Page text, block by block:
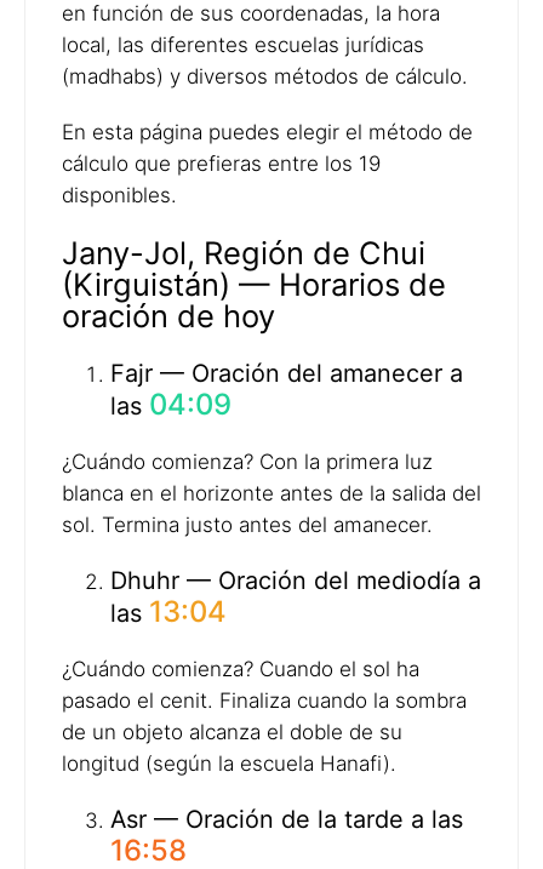
en función de sus coordenadas, la hora
local, las diferentes escuelas jurídicas
(madhabs) y diversos métodos de cálculo.
En esta página puedes elegir el método de
cálculo que prefieras entre los 19
disponibles.
Jany-Jol, Región de Chui
(Kirguistán) — Horarios de
oración de hoy
Fajr — Oración del amanecer a
las 04:09
¿Cuándo comienza? Con la primera luz
blanca en el horizonte antes de la salida del
sol. Termina justo antes del amanecer.
Dhuhr — Oración del mediodía a
las 13:04
¿Cuándo comienza? Cuando el sol ha
pasado el cenit. Finaliza cuando la sombra
de un objeto alcanza el doble de su
longitud (según la escuela Hanafi).
Asr — Oración de la tarde a las
16:58